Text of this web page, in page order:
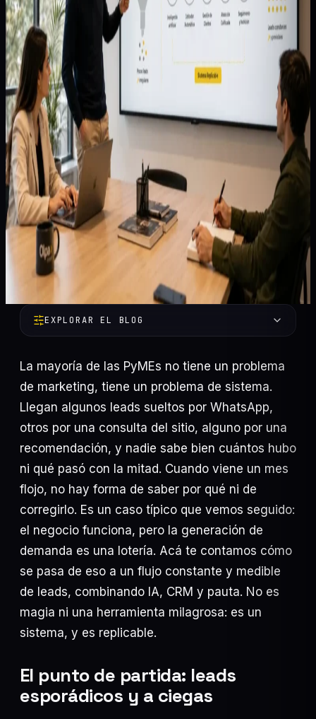
La mayoría de las PyMEs no tiene un problema
de marketing, tiene un problema de sistema.
Llegan algunos leads sueltos por WhatsApp,
otros por una consulta del sitio, alguno por una
recomendación, y nadie sabe bien cuántos hubo
ni qué pasó con la mitad. Cuando viene un mes
flojo, no hay forma de saber por qué ni de
corregirlo. Es un caso típico que vemos seguido:
el negocio funciona, pero la generación de
demanda es una lotería. Acá te contamos cómo
se pasa de eso a un flujo constante y medible
de leads, combinando IA, CRM y pauta. No es
magia ni una herramienta milagrosa: es un
sistema, y es replicable.
El punto de partida: leads
esporádicos y a ciegas
EXPLORAR EL BLOG
Marketing Digital
IA y Negocios 40
Programación
Posicionamiento SEO 17
woocommerce 13
24 JUL 2026
Desarrollo web para tiendas de ropa online